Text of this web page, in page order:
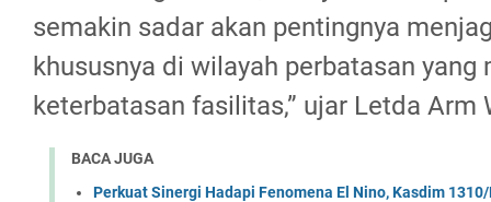
semakin sadar akan pentingnya
khususnya di wilayah perbatasan yang
keterbatasan fasilitas,” ujar Letda Arm
BACA JUGA
Perkuat Sinergi Hadapi Fenomena El Nino, Kasdim